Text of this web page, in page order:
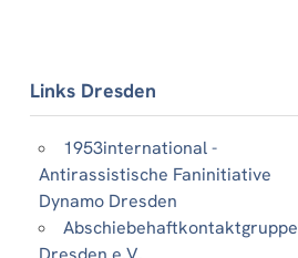
Links Dresden
1953international -
Antirassistische Faninitiative
Dynamo Dresden
Abschiebehaftkontaktgruppe